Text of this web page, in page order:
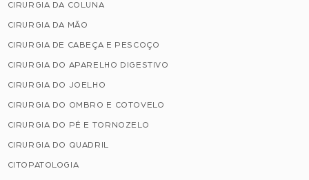
CIRURGIA DA COLUNA
CIRURGIA DA MÃO
CIRURGIA DE CABEÇA E PESCOÇO
CIRURGIA DO APARELHO DIGESTIVO
CIRURGIA DO JOELHO
CIRURGIA DO OMBRO E COTOVELO
CIRURGIA DO PÉ E TORNOZELO
CIRURGIA DO QUADRIL
CITOPATOLOGIA